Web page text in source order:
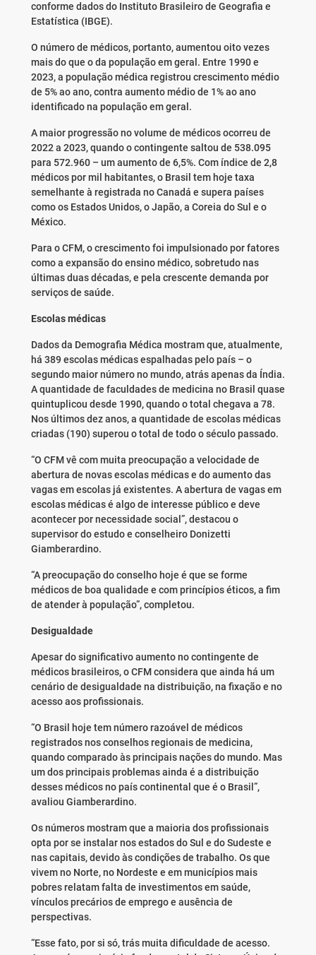
conforme dados do Instituto Brasileiro de Geografia e
Estatística (IBGE).
O número de médicos, portanto, aumentou oito vezes
mais do que o da população em geral. Entre 1990 e
2023, a população médica registrou crescimento médio
de 5% ao ano, contra aumento médio de 1% ao ano
identificado na população em geral.
A maior progressão no volume de médicos ocorreu de
2022 a 2023, quando o contingente saltou de 538.095
para 572.960 – um aumento de 6,5%. Com índice de 2,8
médicos por mil habitantes, o Brasil tem hoje taxa
semelhante à registrada no Canadá e supera países
como os Estados Unidos, o Japão, a Coreia do Sul e o
México.
Para o CFM, o crescimento foi impulsionado por fatores
como a expansão do ensino médico, sobretudo nas
últimas duas décadas, e pela crescente demanda por
serviços de saúde.
Escolas médicas
Dados da Demografia Médica mostram que, atualmente,
há 389 escolas médicas espalhadas pelo país – o
segundo maior número no mundo, atrás apenas da Índia.
A quantidade de faculdades de medicina no Brasil quase
quintuplicou desde 1990, quando o total chegava a 78.
Nos últimos dez anos, a quantidade de escolas médicas
criadas (190) superou o total de todo o século passado.
“O CFM vê com muita preocupação a velocidade de
abertura de novas escolas médicas e do aumento das
vagas em escolas já existentes. A abertura de vagas em
escolas médicas é algo de interesse público e deve
acontecer por necessidade social”, destacou o
supervisor do estudo e conselheiro Donizetti
Giamberardino.
“A preocupação do conselho hoje é que se forme
médicos de boa qualidade e com princípios éticos, a fim
de atender à população”, completou.
Desigualdade
Apesar do significativo aumento no contingente de
médicos brasileiros, o CFM considera que ainda há um
cenário de desigualdade na distribuição, na fixação e no
acesso aos profissionais.
“O Brasil hoje tem número razoável de médicos
registrados nos conselhos regionais de medicina,
quando comparado às principais nações do mundo. Mas
um dos principais problemas ainda é a distribuição
desses médicos no país continental que é o Brasil”,
avaliou Giamberardino.
Os números mostram que a maioria dos profissionais
opta por se instalar nos estados do Sul e do Sudeste e
nas capitais, devido às condições de trabalho. Os que
vivem no Norte, no Nordeste e em municípios mais
pobres relatam falta de investimentos em saúde,
vínculos precários de emprego e ausência de
perspectivas.
“Esse fato, por si só, trás muita dificuldade de acesso.